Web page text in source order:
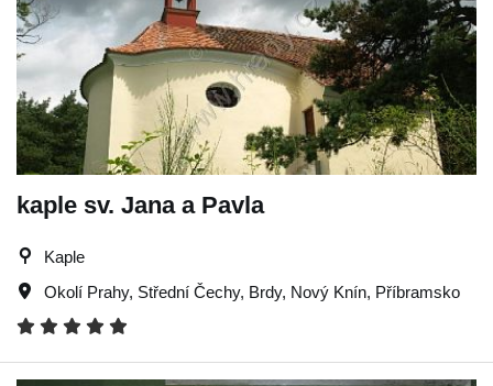
kaple sv. Jana a Pavla
Kaple
Okolí Prahy, Střední Čechy, Brdy, Nový Knín, Příbramsko